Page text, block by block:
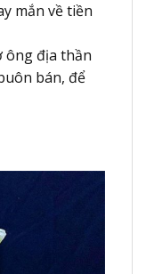
mắn về tiền
ông địa thần
bán, để